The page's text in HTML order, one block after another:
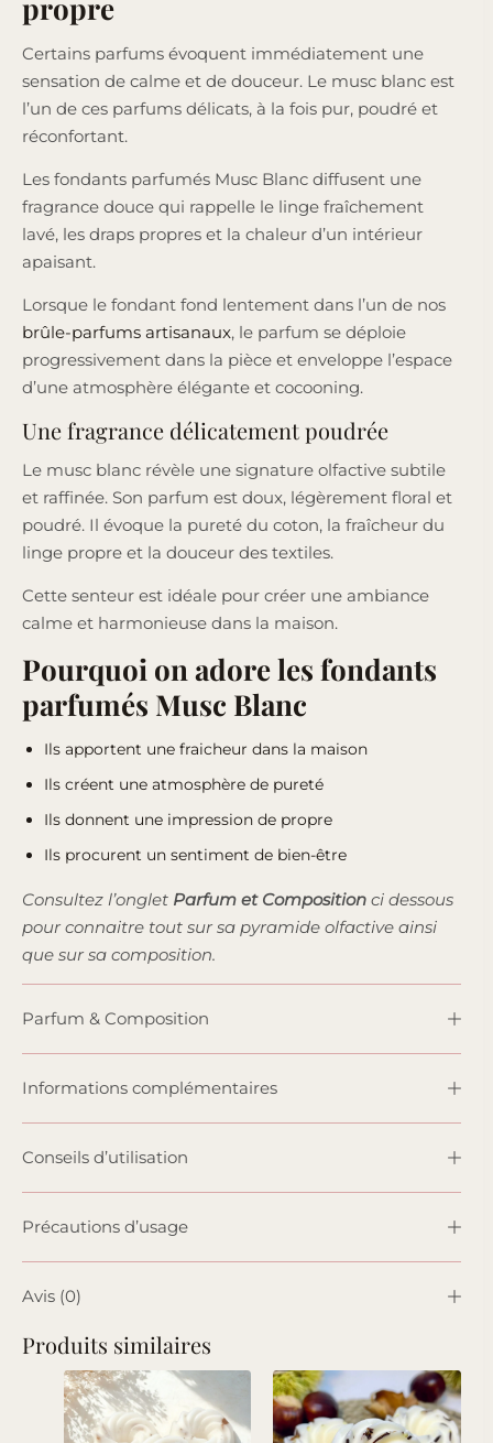
propre
Certains parfums évoquent immédiatement une
sensation de calme et de douceur. Le musc blanc est
l’un de ces parfums délicats, à la fois pur, poudré et
réconfortant.
Les fondants parfumés Musc Blanc diffusent une
fragrance douce qui rappelle le linge fraîchement
lavé, les draps propres et la chaleur d’un intérieur
apaisant.
Lorsque le fondant fond lentement dans l’un de nos
brûle-parfums artisanaux, le parfum se déploie
progressivement dans la pièce et enveloppe l’espace
d’une atmosphère élégante et cocooning.
Une fragrance délicatement poudrée
Le musc blanc révèle une signature olfactive subtile
et raffinée. Son parfum est doux, légèrement floral et
poudré. Il évoque la pureté du coton, la fraîcheur du
linge propre et la douceur des textiles.
Cette senteur est idéale pour créer une ambiance
calme et harmonieuse dans la maison.
Pourquoi on adore les fondants
parfumés Musc Blanc
Ils apportent une fraicheur dans la maison
Ils créent une atmosphère de pureté
Ils donnent une impression de propre
Ils procurent un sentiment de bien-être
Consultez l’onglet Parfum et Composition ci dessous
pour connaitre tout sur sa pyramide olfactive ainsi
que sur sa composition.
Parfum & Composition
Informations complémentaires
Conseils d’utilisation
Précautions d’usage
Avis (0)
Produits similaires